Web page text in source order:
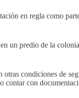
en regla como
un predio de la
condiciones de
contar con